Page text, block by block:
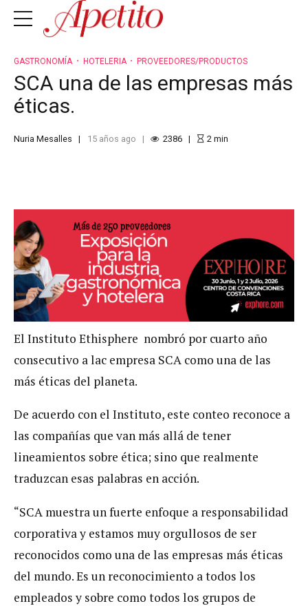
GASTRONOMÍA HOTELERIA PROVEEDORES/PRODUCTOS
SCA una de las empresas más
éticas.
Nuria Mesalles 15 años ago 2386 2 min
El Instituto Ethisphere nombró por cuarto año
consecutivo a lac empresa SCA como una de las
más éticas del planeta.
De acuerdo con el Instituto, este conteo reconoce a
las compañías que van más allá de tener
lineamientos sobre ética; sino que realmente
traduzcan esas palabras en acción.
“SCA muestra un fuerte enfoque a responsabilidad
corporativa y estamos muy orgullosos de ser
reconocidos como una de las empresas más éticas
del mundo. Es un reconocimiento a todos los
empleados y sobre como todos los grupos de